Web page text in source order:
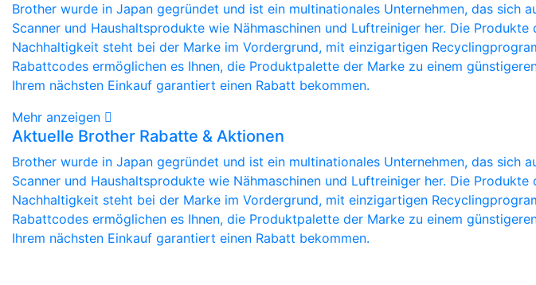
Brother wurde in Japan gegründet und ist ein multinationales Unternehmen, das
Scanner und Haushaltsprodukte wie Nähmaschinen und Luftreiniger her. Die
Nachhaltigkeit steht bei der Marke im Vordergrund, mit einzigartigen
Rabattcodes ermöglichen es Ihnen, die Produktpalette der Marke zu einem
Ihrem nächsten Einkauf garantiert einen Rabatt bekommen.
Mehr anzeigen
Aktuelle Brother Rabatte & Aktionen
Brother wurde in Japan gegründet und ist ein multinationales Unternehmen, das
Scanner und Haushaltsprodukte wie Nähmaschinen und Luftreiniger her. Die
Nachhaltigkeit steht bei der Marke im Vordergrund, mit einzigartigen
Rabattcodes ermöglichen es Ihnen, die Produktpalette der Marke zu einem
Ihrem nächsten Einkauf garantiert einen Rabatt bekommen.